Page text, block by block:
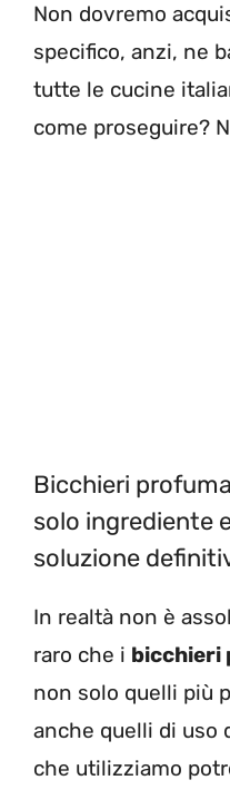
Non dovremo
specifico, anzi, ne
tutte le cucine
come proseguire?
Bicchieri
solo ingrediente
soluzione
In realtà non è
raro che i bicchieri
non solo quelli più
anche quelli di uso
che utilizziamo